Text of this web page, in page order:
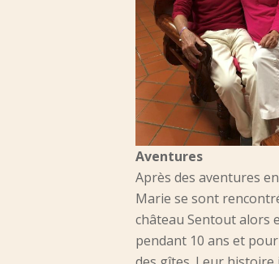
Aventures
Après des aventures
Marie se sont
château Sentout alors
pendant 10 ans et